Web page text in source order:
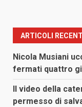
ARTICOLI RECENTI
Nicola Musiani
fermati quattro
Il video della
permesso di